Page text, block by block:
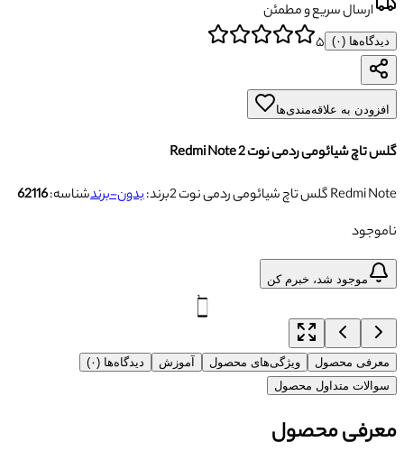
ارسال سریع و مطمئن
دیدگاه‌ها (۰) ۵
افزودن به علاقه‌مندی‌ها
گلس تاچ شیائومی ردمی نوت‌‌ 2 Redmi Note
گلس تاچ شیائومی ردمی نوت‌‌ 2 Redmi Note
برند:بدون-برندشناسه:62116
ناموجود
موجود شد، خبرم کن
معرفی محصول ویژگی‌های محصول آموزش
دیدگاه‌ها (۰)
سوالات متداول محصول
معرفی محصول